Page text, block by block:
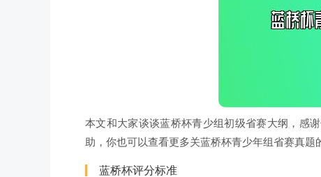
本文和大家谈谈蓝桥杯青少组初级省赛大纲，感
助，你也可以查看更多关蓝桥杯青少年组省赛真题
蓝桥杯评分标准